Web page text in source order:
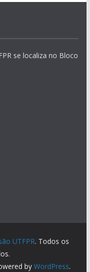
se localiza no Bloco
UTFPR. Todos os
byWordPress.